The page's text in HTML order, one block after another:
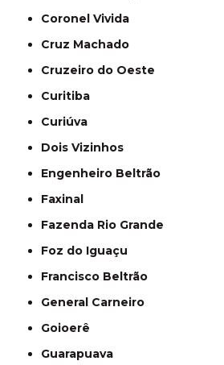
Coronel Vivida
Cruz Machado
Cruzeiro do Oeste
Curitiba
Curiúva
Dois Vizinhos
Engenheiro Beltrão
Faxinal
Fazenda Rio Grande
Foz do Iguaçu
Francisco Beltrão
General Carneiro
Goioerê
Guarapuava